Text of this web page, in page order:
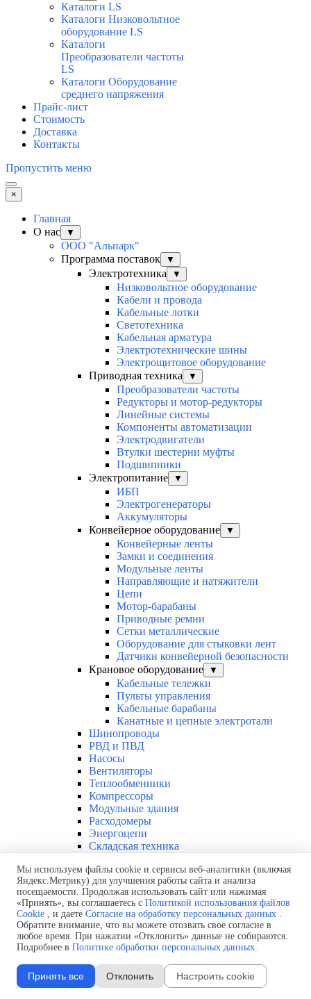
Каталоги LS
Каталоги Низковольтное
оборудование LS
Каталоги
Преобразователи частоты
LS
Каталоги Оборудование
среднего напряжения
Прайс-лист
Стоимость
Доставка
Контакты
Пропустить меню
×
Главная
О нас
▼
ООО "Альпарк"
Программа поставок
▼
Электротехника ▼
Низковольтное оборудование
Кабели и провода
Кабельные лотки
Светотехника
Кабельная арматура
Электротехнические шины
Электрощитовое оборудование
Приводная техника
▼
Преобразователи частоты
Редукторы и мотор-редукторы
Линейные системы
Компоненты автоматизации
Электродвигатели
Втулки шестерни муфты
Подшипники
Электропитание
▼
ИБП
Электрогенераторы
Аккумуляторы
Конвейерное оборудование
▼
Конвейерные ленты
Замки и соединения
Модульные ленты
Направляющие и натяжители
Цепи
Мотор-барабаны
Приводные ремни
Сетки металлические
Оборудование для стыковки лент
Датчики конвейерной безопасности
Крановое оборудование
▼
Кабельные тележки
Пульты управления
Кабельные барабаны
Канатные и цепные электротали
Шинопроводы
РВД и ПВД
Насосы
Вентиляторы
Теплообменники
Компрессоры
Модульные здания
Расходомеры
Энергоцепи
Складская техника
Конфиденциальность ▼
Политика использования файлов cookie
Политика обработки персональных данных
Согласие на обработку персональных
данных
Продукция
▼
Низковольтное оборудование ▼
Миниатюрные автоматические выключатели
и устройства защ.отключения
Низковольтные автоматические
Мы используем файлы cookie и сервисы веб-аналитики (включая
Яндекс.Метрику) для улучшения работы сайта и анализа
посещаемости. Продолжая использовать сайт или нажимая
«Принять», вы соглашаетесь с Политикой использования файлов
Cookie , и даете Согласие на обработку персональных данных .
Обратите внимание, что вы можете отозвать свое согласие в
любое время. При нажатии «Отклонить» данные не собираются.
Подробнее в Политике обработки персональных данных.
Принять все Отклонить Настроить cookie